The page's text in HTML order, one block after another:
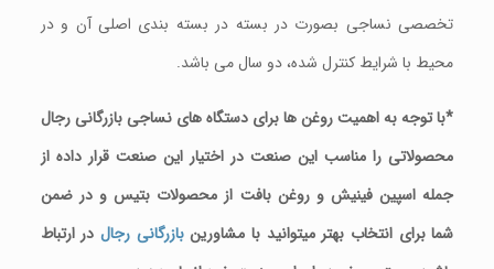
تخصصی نساجی بصورت در بسته در بسته بندی اصلی آن و در
محیط با شرایط کنترل شده، دو سال می باشد.
*با توجه به اهمیت روغن ها برای دستگاه های نساجی بازرگانی رجال
محصولاتی را مناسب این صنعت در اختیار این صنعت قرار داده از
جمله اسپین فینیش و روغن بافت از محصولات بتیس و در ضمن
شما برای انتخاب بهتر میتوانید با مشاورینبازرگانی رجالدر ارتباط